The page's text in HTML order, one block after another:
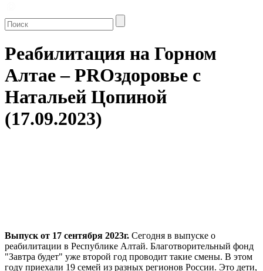
Реабилитация на Горном
Алтае – PROздоровье с
Натальей Цопиной
(17.09.2023)
Выпуск от 17 сентября 2023г. Сегодня в выпуске о
реабилитации в Республике Алтай. Благотворительный фонд
"Завтра будет" уже второй год проводит такие смены. В этом
году приехали 19 семей из разных регионов России. Это дети,